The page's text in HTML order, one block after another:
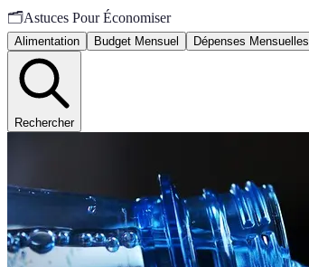
🗂️Astuces Pour Économiser
Alimentation Budget Mensuel Dépenses Mensuelles
Rechercher